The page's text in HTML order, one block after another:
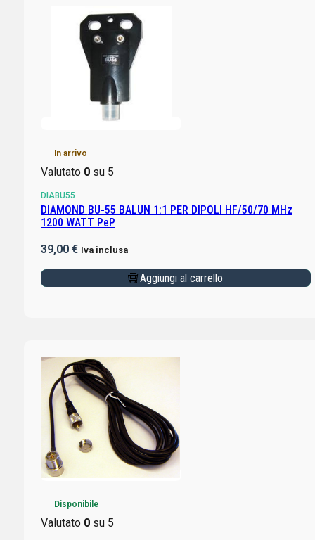
In arrivo
Valutato 0su 5
DIABU55
DIAMOND BU-55 BALUN 1:1 PER DIPOLI HF/50/70 MHz
1200 WATT PeP
39,00 € Iva inclusa
Aggiungi al carrello
Disponibile
Valutato 0su 5